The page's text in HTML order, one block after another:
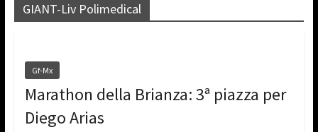
GIANT-Liv Polimedical
Gf-Mx
Marathon della Brianza: 3ª piazza per
Diego Arias